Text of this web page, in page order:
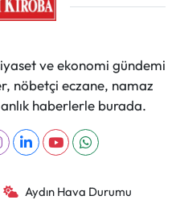
ve ekonomi gündemi
nöbetçi eczane, namaz
haberlerle burada.
Aydın Hava Durumu